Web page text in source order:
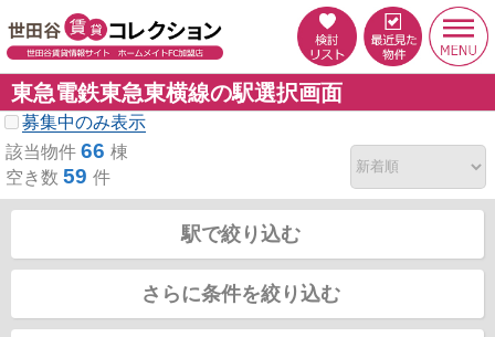
東急電鉄東急東横線の駅選択画面
募集中のみ表示
該当物件 66 棟
空き数 59 件
駅で絞り込む
さらに条件を絞り込む